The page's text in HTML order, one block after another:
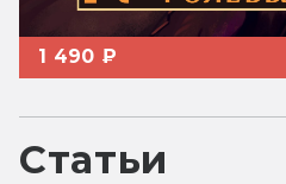
1 490 ₽
Статьи